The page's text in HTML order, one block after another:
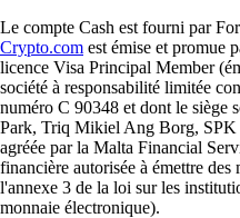
Le compte Cash est fourni par
Crypto.com est émise et promue
licence Visa Principal Member
société à responsabilité limitée
numéro C 90348 et dont le siège
Park, Triq Mikiel Ang Borg, SPK
agréée par la Malta Financial
financière autorisée à émettre
l'annexe 3 de la loi sur les
monnaie électronique).